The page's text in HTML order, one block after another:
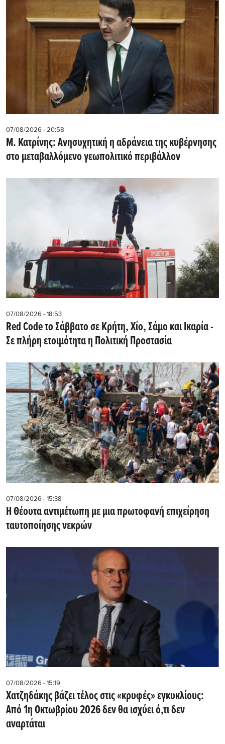
07/08/2026 - 20:58
Μ. Κατρίνης: Ανησυχητική η αδράνεια της κυβέρνησης
στο μεταβαλλόμενο γεωπολιτικό περιβάλλον
07/08/2026 - 18:53
Red Code το Σάββατο σε Κρήτη, Χίο, Σάμο και Ικαρία -
Σε πλήρη ετοιμότητα η Πολιτική Προστασία
07/08/2026 - 15:38
Η Θέουτα αντιμέτωπη με μια πρωτοφανή επιχείρηση
ταυτοποίησης νεκρών
07/08/2026 - 15:19
Χατζηδάκης βάζει τέλος στις «κρυφές» εγκυκλίους:
Από 1η Οκτωβρίου 2026 δεν θα ισχύει ό,τι δεν
αναρτάται